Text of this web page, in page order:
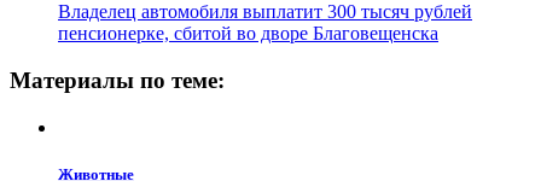
Владелец автомобиля выплатит 300 тысяч рублей
пенсионерке, сбитой во дворе Благовещенска
Материалы по теме:
Животные